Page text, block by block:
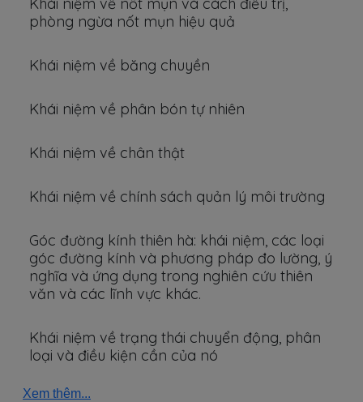
phòng ngừa nốt mụn hiệu quả
Khái niệm về băng chuyền
Khái niệm về phân bón tự nhiên
Khái niệm về chân thật
Khái niệm về chính sách quản lý môi trường
Góc đường kính thiên hà: khái niệm, các loại
góc đường kính và phương pháp đo lường, ý
nghĩa và ứng dụng trong nghiên cứu thiên
văn và các lĩnh vực khác.
Khái niệm về trạng thái chuyển động, phân
loại và điều kiện cần của nó
Xem thêm...